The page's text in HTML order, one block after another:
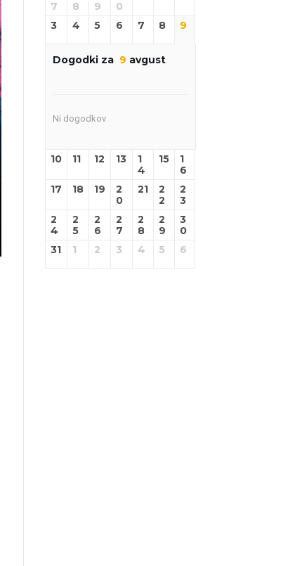
7
8
9
0
3 4 5 6 7 8 9
Dogodki za 9 avgust
Ni dogodkov
10 11 12 13
1
4
15
1
6
17
18 19
2
0
21
2
2
2
3
2
4
2
5
2
6
2
7
2
8
2
9
3
0
31
1 2 3 4 5 6